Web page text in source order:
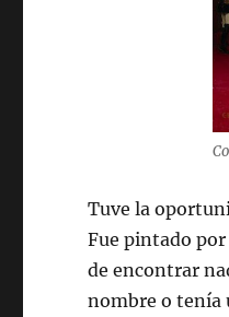
Tuve la
Fue pintado por
de encontrar
nombre o tenía